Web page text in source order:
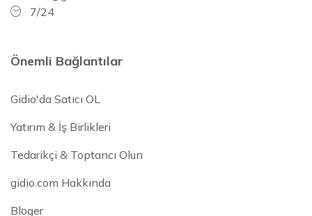
7/24
Önemli Bağlantılar
Gidio'da Satıcı OL
Yatırım & İş Birlikleri
Tedarikçi & Toptancı Olun
gidio.com Hakkında
Bloger